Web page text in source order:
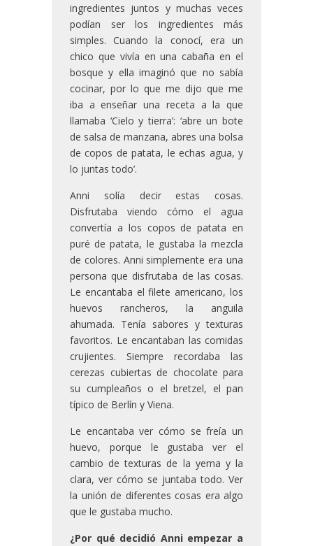
ingredientes juntos y muchas veces
podían ser los ingredientes más
simples. Cuando la conocí, era un
chico que vivía en una cabaña en el
bosque y ella imaginó que no sabía
cocinar, por lo que me dijo que me
iba a enseñar una receta a la que
llamaba ‘Cielo y tierra’: ‘abre un bote
de salsa de manzana, abres una bolsa
de copos de patata, le echas agua, y
lo juntas todo’.
Anni solía decir estas cosas.
Disfrutaba viendo cómo el agua
convertía a los copos de patata en
puré de patata, le gustaba la mezcla
de colores. Anni simplemente era una
persona que disfrutaba de las cosas.
Le encantaba el filete americano, los
huevos rancheros, la anguila
ahumada. Tenía sabores y texturas
favoritos. Le encantaban las comidas
crujientes. Siempre recordaba las
cerezas cubiertas de chocolate para
su cumpleaños o el bretzel, el pan
típico de Berlín y Viena.
Le encantaba ver cómo se freía un
huevo, porque le gustaba ver el
cambio de texturas de la yema y la
clara, ver cómo se juntaba todo. Ver
la unión de diferentes cosas era algo
que le gustaba mucho.
¿Por qué decidió Anni empezar a